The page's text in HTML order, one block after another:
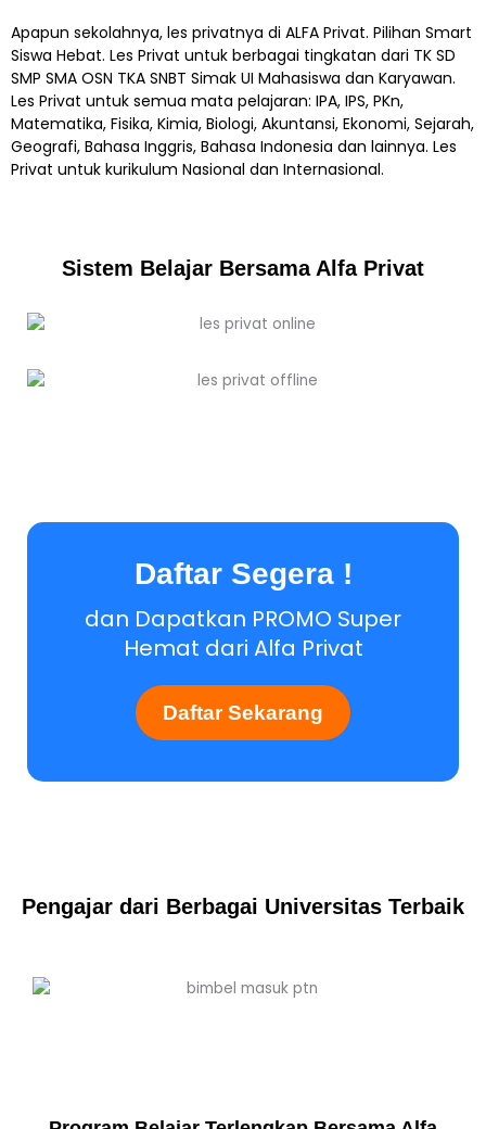
Apapun sekolahnya, les privatnya di ALFA Privat. Pilihan Smart
Siswa Hebat. Les Privat untuk berbagai tingkatan dari TK SD
SMP SMA OSN TKA SNBT Simak UI Mahasiswa dan Karyawan.
Les Privat untuk semua mata pelajaran: IPA, IPS, PKn,
Matematika, Fisika, Kimia, Biologi, Akuntansi, Ekonomi, Sejarah,
Geografi, Bahasa Inggris, Bahasa Indonesia dan lainnya. Les
Privat untuk kurikulum Nasional dan Internasional.
Sistem Belajar Bersama Alfa Privat
Daftar Segera !
dan Dapatkan PROMO Super
Hemat dari Alfa Privat
Daftar Sekarang
Pengajar dari Berbagai Universitas Terbaik